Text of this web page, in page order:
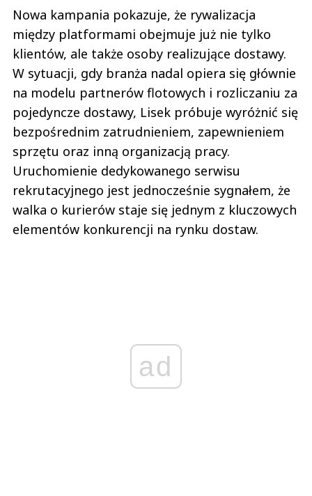
Nowa kampania pokazuje, że rywalizacja
między platformami obejmuje już nie tylko
klientów, ale także osoby realizujące dostawy.
W sytuacji, gdy branża nadal opiera się głównie
na modelu partnerów flotowych i rozliczaniu za
pojedyncze dostawy, Lisek próbuje wyróżnić się
bezpośrednim zatrudnieniem, zapewnieniem
sprzętu oraz inną organizacją pracy.
Uruchomienie dedykowanego serwisu
rekrutacyjnego jest jednocześnie sygnałem, że
walka o kurierów staje się jednym z kluczowych
elementów konkurencji na rynku dostaw.
ad